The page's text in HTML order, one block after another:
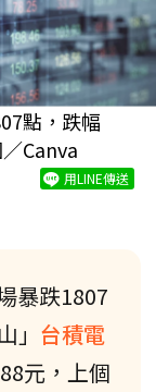
點，跌幅
Canva
用LINE傳送
暴跌1807
台積電
元，上個